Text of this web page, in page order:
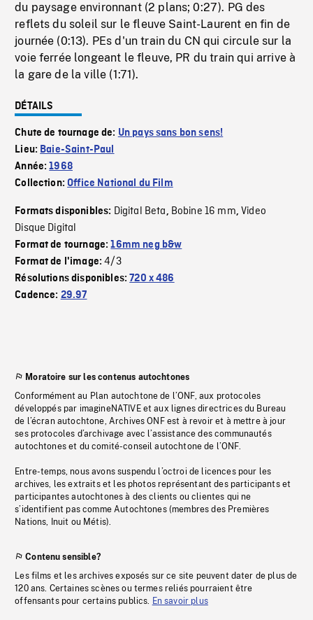
du paysage environnant (2 plans; 0:27). PG des
reflets du soleil sur le fleuve Saint-Laurent en fin de
journée (0:13). PEs d'un train du CN qui circule sur la
voie ferrée longeant le fleuve, PR du train qui arrive à
la gare de la ville (1:71).
DÉTAILS
Chute de tournage de: Un pays sans bon sens!
Lieu: Baie-Saint-Paul
Année:1968
Collection:Office National du Film
Formats disponibles: Digital Beta, Bobine 16 mm,Video
Disque Digital
Format de tournage:16mm neg b&w
Format de l'image:4/3
Résolutions disponibles:720 x 486
Cadence: 29.97
Moratoire sur les contenus autochtones
Conformément au Plan autochtone de l’ONF, aux protocoles
développés par imagineNATIVE et aux lignes directrices du Bureau
de l’écran autochtone, Archives ONF est à revoir et à mettre à jour
ses protocoles d’archivage avec l’assistance des communautés
autochtones et du comité-conseil autochtone de l’ONF.
Entre-temps, nous avons suspendu l’octroi de licences pour les
archives, les extraits et les photos représentant des participants et
participantes autochtones à des clients ou clientes qui ne
s’identifient pas comme Autochtones (membres des Premières
Nations, Inuit ou Métis).
Contenu sensible?
Les films et les archives exposés sur ce site peuvent dater de plus de
120 ans. Certaines scènes ou termes reliés pourraient être
offensants pour certains publics. En savoir plus